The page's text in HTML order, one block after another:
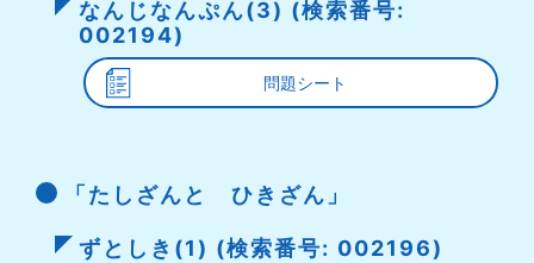
なんじなんぷん(3) (検索番号:
002194)
問題シート
「たしざんと ひきざん」
ずとしき(1) (検索番号: 002196)